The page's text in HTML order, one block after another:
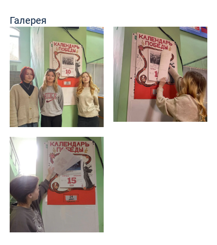
Галерея